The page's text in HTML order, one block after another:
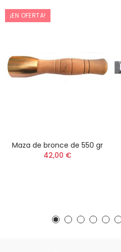
¡EN OFERTA!
Maza de bronce de 550 gr
42,00 €